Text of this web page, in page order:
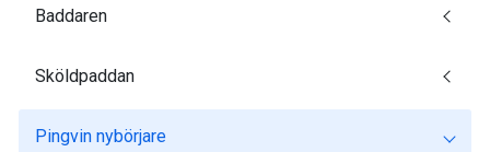
Baddaren
Sköldpaddan
Pingvin nybörjare